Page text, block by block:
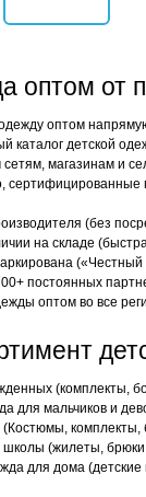
оптом от
оптом
каталог детской
магазинам и
(без
на складе
постоянных
оптом во все
(комплекты,
для мальчиков и
комплекты,
(жилеты,
для дома